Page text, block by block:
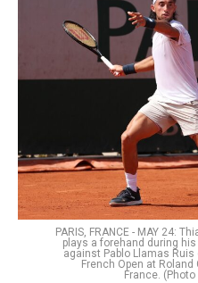
PARIS, FRANCE - MAY 24:
plays a forehand during
against Pablo Llamas Ruis
French Open at
France.